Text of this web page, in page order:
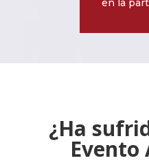
en la
¿Ha
Evento